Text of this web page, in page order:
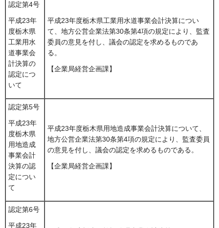
認定第4号
平成23年
度栃木県
工業用水
道事業会
計決算の
認定につ
いて
平成23年度栃木県工業用水道事業会計決算につい
て、地方公営企業法第30条第4項の規定により、監査
委員の意見を付し、議会の認定を求めるものであ
る。
【企業局経営企画課】
認定第5号
平成23年
度栃木県
用地造成
事業会計
決算の認
定につい
て
平成23年度栃木県用地造成事業会計決算について、
地方公営企業法第30条第4項の規定により、監査委員
の意見を付し、議会の認定を求めるものである。
【企業局経営企画課】
認定第6号
平成23年